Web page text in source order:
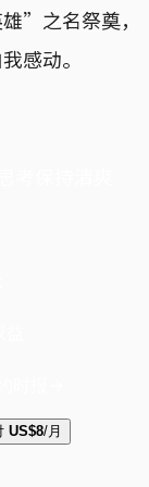
”之名祭奠，
感动。
US$8/月